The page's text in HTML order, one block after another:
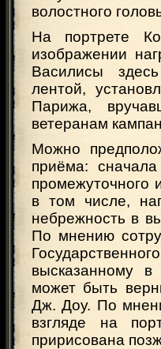
волостного
На портрете
изображении
Василисы
лентой,
Парижа,
ветеранам
Можно
приёма:
промежуточного
в том числе,
небрежность в
По мнению
высказанному
может быть
Дж. Доу. По
взгляде на
пририсована